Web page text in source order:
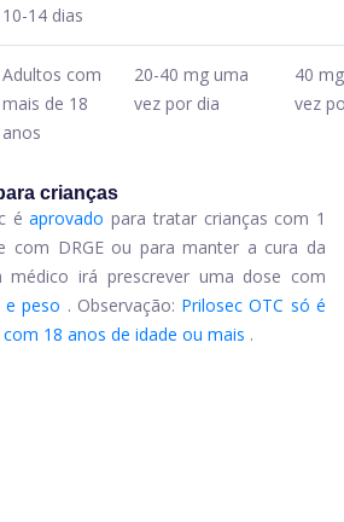
10-14 dias
Adultos com
mais de 18
anos
20-40 mg uma
vez por dia
40
vez
crianças
é aprovado para tratar crianças com 1
com DRGE ou para manter a cura da
médico irá prescrever uma dose com
e peso . Observação: Prilosec OTC só é
18 anos de idade ou mais .